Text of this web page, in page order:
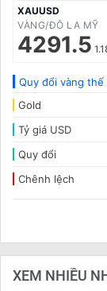
XAUUSD
VÀNG/ĐÔ LA MỸ
4291.5
Quy đổi vàng thế
Gold
Tỷ giá USD
Quy đổi
Chênh lệch
XEM NHIỀU